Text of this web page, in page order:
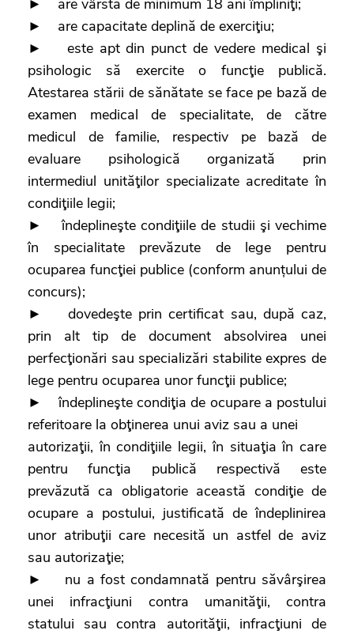
► are capacitate deplină de exerciţiu;
► este apt din punct de vedere medical şi
psihologic să exercite o funcţie publică.
Atestarea stării de sănătate se face pe bază de
examen medical de specialitate, de către
medicul de familie, respectiv pe bază de
evaluare psihologică organizată prin
intermediul unităţilor specializate acreditate în
condiţiile legii;
► îndeplineşte condiţiile de studii şi vechime
în specialitate prevăzute de lege pentru
ocuparea funcţiei publice (conform anunțului de
concurs);
► dovedeşte prin certificat sau, după caz,
prin alt tip de document absolvirea unei
perfecţionări sau specializări stabilite expres de
lege pentru ocuparea unor funcţii publice;
► îndeplineşte condiţia de ocupare a postului
referitoare la obţinerea unui aviz sau a unei
autorizaţii, în condiţiile legii, în situaţia în care
pentru funcţia publică respectivă este
prevăzută ca obligatorie această condiţie de
ocupare a postului, justificată de îndeplinirea
unor atribuţii care necesită un astfel de aviz
sau autorizaţie;
► nu a fost condamnată pentru săvârşirea
unei infracţiuni contra umanităţii, contra
statului sau contra autorităţii, infracţiuni de